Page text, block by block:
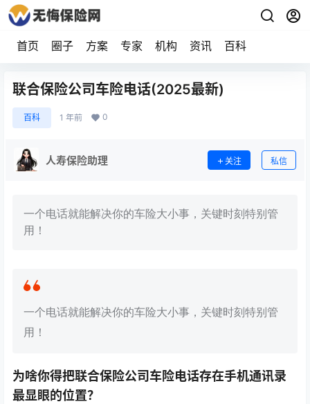
首页 圈子 方案 专家 机构 资讯 百科
联合保险公司车险电话(2025最新)
百科 1 年前 0
人寿保险助理 关注 私信
一个电话就能解决你的车险大小事，关键时刻特别管
用！
一个电话就能解决你的车险大小事，关键时刻特别管
用！
为啥你得把联合保险公司车险电话存在手机通讯录
最显眼的位置？